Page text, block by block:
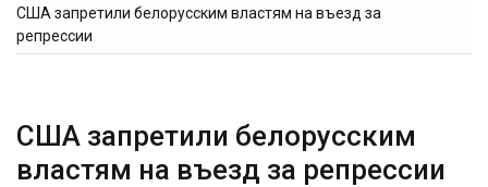
США запретили белорусским властям на въезд за
репрессии
США запретили белорусским
властям на въезд за репрессии